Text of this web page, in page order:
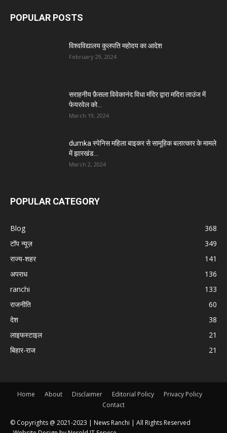
POPULAR POSTS
विश्वविद्यालय कुलपति महोदय का आदेश
February 29, 2024
सराहनीय फ़ैसला विवेकानंद विधा मंदिर द्वारा मदिरा लाउंज में
फेयरवेल को...
March 19, 2024
dumka स्पेनिस महिला बाइकर से सामूहिक बलात्कार के मामले
में झारखंड...
March 2, 2024
POPULAR CATEGORY
Blog
368
टॉप न्यूज़
349
राज्य-शहर
141
अपराध
136
ranchi
133
राजनीति
60
देश
38
लाइफस्टाइल
21
बिहार-राज
21
Home About Disclaimer Editorial Policy
Privacy Policy
Contact
© Copyrights @ 2021-2023 | News Ranchi | All Rights Reserved